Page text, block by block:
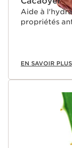
Aide à
propriétés
EN SAVOIR PLUS